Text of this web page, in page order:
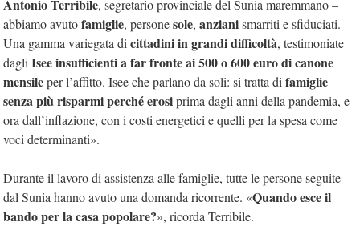
Antonio Terribile, segretario provinciale del Sunia maremmano –
abbiamo avutofamiglie, personesole, anzianismarriti e sfiduciati.
Una gamma variegata di cittadini in grandi difficoltà, testimoniate
dagli Isee insufficienti a far fronte ai 500 o 600 euro di canone
mensileper l’affitto. Isee che parlano da soli: si tratta di famiglie
senza più risparmi perché erosiprima dagli anni della pandemia, e
ora dall’inflazione, con i costi energetici e quelli per la spesa come
voci determinanti».
Durante il lavoro di assistenza alle famiglie, tutte le persone seguite
dal Sunia hanno avuto una domanda ricorrente. «Quando esce il
bando per la casa popolare?», ricorda Terribile.